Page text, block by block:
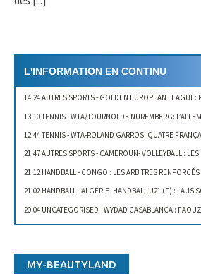
L'INFORMATION EN CONTINU
14:24 AUTRES SPORTS- GOLDEN EUROPEAN LEAGUE: FELIX ANDRÉ «
13:10 TENNIS- WTA/TOURNOI DE NUREMBERG: L’ALLEMANDE
12:44 TENNIS- WTA-ROLAND GARROS: QUATRE FRANÇAISES
21:47 AUTRES SPORTS- CAMEROUN- VOLLEYBALL : LES
21:12 HANDBALL- CONGO : LES ARBITRES RENFORCÉS PAR
21:02 HANDBALL- ALGÉRIE- HANDBALL U21 (F) : LA JS SOURA
20:04 UNCATEGORISED - WYDAD CASABLANCA : FAOUZI
19:43 FOOTBALL- WAHBI KHAZRI : LE TUNISIEN PARMI LES
19:08 TENNIS- WTA/TOURNOI DE STRASBOURG: PAULINE PARMENTIER «
MY-BEAUTYLAND